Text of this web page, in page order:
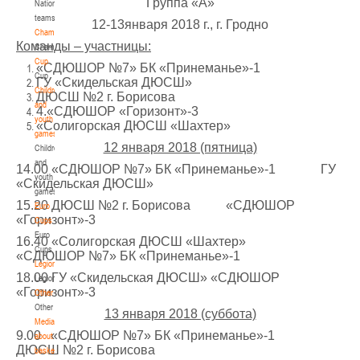
National
teams
Championship
Championship
Cup
Cup
Children
and
youth
games
Children
and
youth
games
Euro
Cups
Euro
Cups
Legionaries
Legionaries
Other
Other
Media
about
basketball
U-14 , девушки
IV тур – девушки 2012-2013 гг.р., Дивизион 1, 6-7 апреля 2026 г., г. Гомель, ул.
Б.Хмельницкого, 118а
U-16, юноши
III тур – юноши 2010-2011 гг.р., Дивизион 1, группа Г 27-29 марта 2026 г., г.
Молодечно, ул. Великий Гостинец, 10227-28.03.2026
Речица
U-12, девушки
IV тур – девушки 2014-2015 гг.р., дивизион 1 27-28 марта 2026 г., г. Речица, ул.
Снежкова, 16
23-24.03.2026
Могилев
U-12 , девушки
III тур – девушки 2014-2015 гг.р., Дивизион 2, 23-24 марта 2026 г., г. Могилев,
ул. 30 лет Победы, 1А
21-22.03.2026
12-13января 2018 г., г. Гродно
Команды – участницы:
«СДЮШОР №7» БК «Принеманье»-1
ГУ «Скидельская ДЮСШ»
ДЮСШ №2 г. Борисова
4.«СДЮШОР «Горизонт»-3
«Солигорская ДЮСШ «Шахтер»
12 января 2018 (пятница)
14.00 «СДЮШОР №7» БК «Принеманье»-1 ГУ
«Скидельская ДЮСШ»
15.20 ДЮСШ №2 г. Борисова «СДЮШОР
«Горизонт»-3
16.40 «Солигорская ДЮСШ «Шахтер»
«СДЮШОР №7» БК «Принеманье»-1
18.00 ГУ «Скидельская ДЮСШ» «СДЮШОР
«Горизонт»-3
13 января 2018 (суббота)
9.00 «СДЮШОР №7» БК «Принеманье»-1
ДЮСШ №2 г. Борисова